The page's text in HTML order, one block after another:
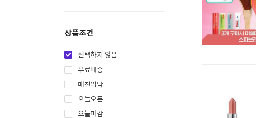
상품조건
선택하지 않음
무료배송
매진임박
오늘오픈
오늘마감